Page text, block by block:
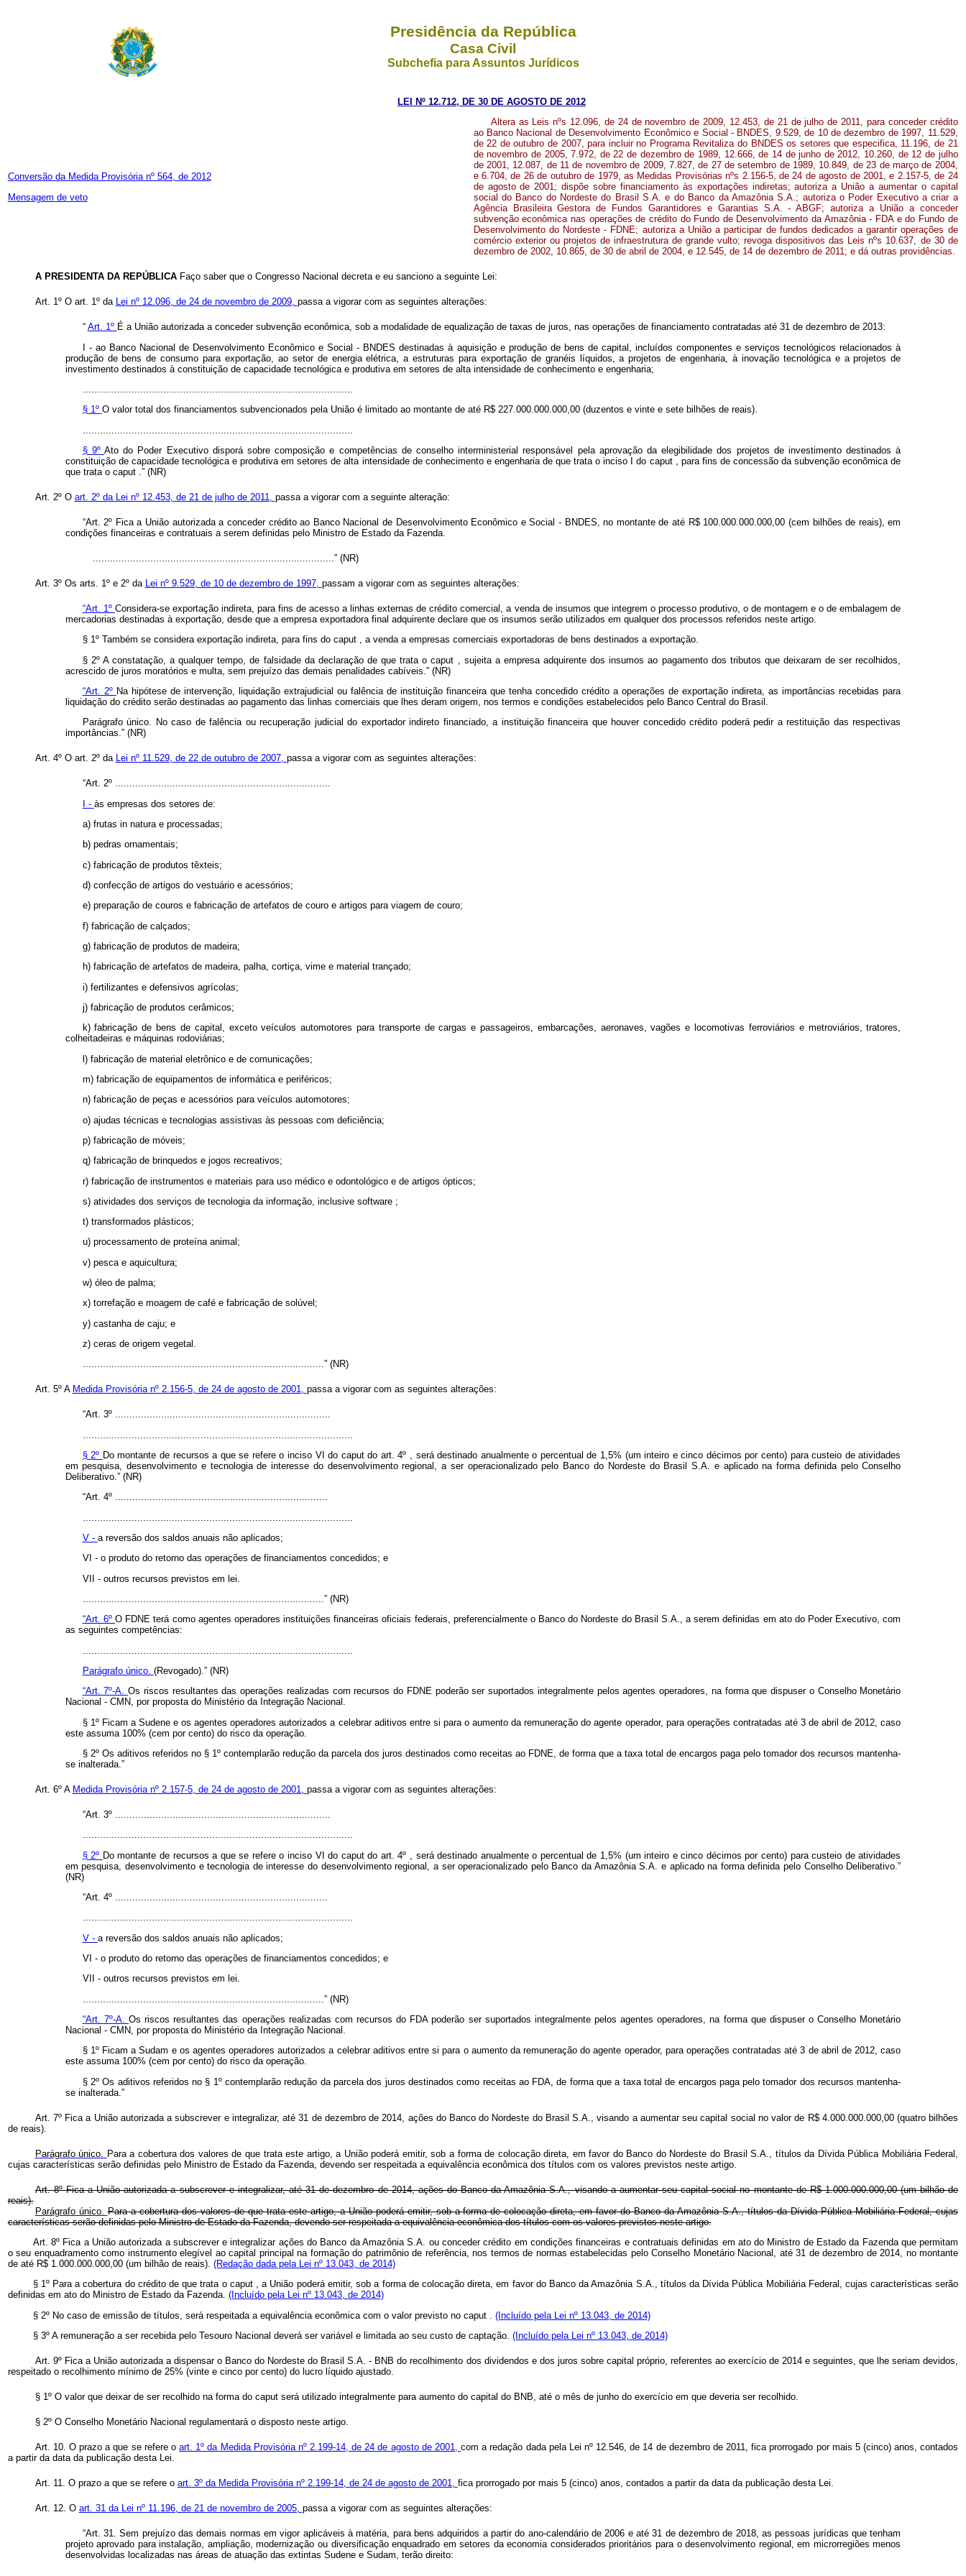
Presidência da República
Casa Civil
Subchefia para Assuntos Jurídicos
LEI Nº 12.712, DE 30 DE AGOSTO DE 2012
Conversão da Medida Provisória nº 564, de 2012
Mensagem de veto
Altera as Leis nºs 12.096, de 24 de novembro de 2009, 12.453, de 21 de julho de 2011, para conceder crédito
ao Banco Nacional de Desenvolvimento Econômico e Social - BNDES, 9.529, de 10 de dezembro de 1997, 11.529,
de 22 de outubro de 2007, para incluir no Programa Revitaliza do BNDES os setores que especifica, 11.196, de 21
de novembro de 2005, 7.972, de 22 de dezembro de 1989, 12.666, de 14 de junho de 2012, 10.260, de 12 de julho
de 2001, 12.087, de 11 de novembro de 2009, 7.827, de 27 de setembro de 1989, 10.849, de 23 de março de 2004,
e 6.704, de 26 de outubro de 1979, as Medidas Provisórias nºs 2.156-5, de 24 de agosto de 2001, e 2.157-5, de 24
de agosto de 2001; dispõe sobre financiamento às exportações indiretas; autoriza a União a aumentar o capital
social do Banco do Nordeste do Brasil S.A. e do Banco da Amazônia S.A.; autoriza o Poder Executivo a criar a
Agência Brasileira Gestora de Fundos Garantidores e Garantias S.A. - ABGF; autoriza a União a conceder
subvenção econômica nas operações de crédito do Fundo de Desenvolvimento da Amazônia - FDA e do Fundo de
Desenvolvimento do Nordeste - FDNE; autoriza a União a participar de fundos dedicados a garantir operações de
comércio exterior ou projetos de infraestrutura de grande vulto; revoga dispositivos das Leis nºs 10.637, de 30 de
dezembro de 2002, 10.865, de 30 de abril de 2004, e 12.545, de 14 de dezembro de 2011; e dá outras providências.
A PRESIDENTA DA REPÚBLICA Faço saber que o Congresso Nacional decreta e eu sanciono a seguinte Lei:
Art. 1º O art. 1º da Lei nº 12.096, de 24 de novembro de 2009, passa a vigorar com as seguintes alterações:
“ Art. 1º É a União autorizada a conceder subvenção econômica, sob a modalidade de equalização de taxas de juros, nas operações de financiamento contratadas até 31 de dezembro de 2013:
I - ao Banco Nacional de Desenvolvimento Econômico e Social - BNDES destinadas à aquisição e produção de bens de capital, incluídos componentes e serviços tecnológicos relacionados à
produção de bens de consumo para exportação, ao setor de energia elétrica, a estruturas para exportação de granéis líquidos, a projetos de engenharia, à inovação tecnológica e a projetos de
investimento destinados à constituição de capacidade tecnológica e produtiva em setores de alta intensidade de conhecimento e engenharia;
§ 1º O valor total dos financiamentos subvencionados pela União é limitado ao montante de até R$ 227.000.000.000,00 (duzentos e vinte e sete bilhões de reais).
§ 9ºAto do Poder Executivo disporá sobre composição e competências de conselho interministerial responsável pela aprovação da elegibilidade dos projetos de investimento destinados à
constituição de capacidade tecnológica e produtiva em setores de alta intensidade de conhecimento e engenharia de que trata o inciso I do caput
, para fins de concessão da subvenção econômica de
que trata o caput .” (NR)
Art. 2º O art. 2º da Lei nº 12.453, de 21 de julho de 2011, passa a vigorar com a seguinte alteração:
“Art. 2º Fica a União autorizada a conceder crédito ao Banco Nacional de Desenvolvimento Econômico e Social - BNDES, no montante de até R$ 100.000.000.000,00 (cem bilhões de reais), em
condições financeiras e contratuais a serem definidas pelo Ministro de Estado da Fazenda.
....................................................................................” (NR)
Art. 3º Os arts. 1º e 2º da Lei nº 9.529, de 10 de dezembro de 1997, passam a vigorar com as seguintes alterações:
“Art. 1º Considera-se exportação indireta, para fins de acesso a linhas externas de crédito comercial, a venda de insumos que integrem o processo produtivo, o de montagem e o de embalagem de
mercadorias destinadas à exportação, desde que a empresa exportadora final adquirente declare que os insumos serão utilizados em qualquer dos processos referidos neste artigo.
§ 1º Também se considera exportação indireta, para fins do caput , a venda a empresas comerciais exportadoras de bens destinados a exportação.
§ 2º A constatação, a qualquer tempo, de falsidade da declaração de que trata ocaput
, sujeita a empresa adquirente dos insumos ao pagamento dos tributos que deixaram de ser recolhidos,
acrescido de juros moratórios e multa, sem prejuízo das demais penalidades cabíveis.” (NR)
“Art. 2º Na hipótese de intervenção, liquidação extrajudicial ou falência de instituição financeira que tenha concedido crédito a operações de exportação indireta, as importâncias recebidas para
liquidação do crédito serão destinadas ao pagamento das linhas comerciais que lhes deram origem, nos termos e condições estabelecidos pelo Banco Central do Brasil.
Parágrafo único. No caso de falência ou recuperação judicial do exportador indireto financiado, a instituição financeira que houver concedido crédito poderá pedir a restituição das respectivas
importâncias.” (NR)
Art. 4º O art. 2º da Lei nº 11.529, de 22 de outubro de 2007, passa a vigorar com as seguintes alterações:
“Art. 2º ...........................................................................
I - às empresas dos setores de:
a) frutas in natura e processadas;
b) pedras ornamentais;
c) fabricação de produtos têxteis;
d) confecção de artigos do vestuário e acessórios;
e) preparação de couros e fabricação de artefatos de couro e artigos para viagem de couro;
f) fabricação de calçados;
g) fabricação de produtos de madeira;
h) fabricação de artefatos de madeira, palha, cortiça, vime e material trançado;
i) fertilizantes e defensivos agrícolas;
j) fabricação de produtos cerâmicos;
k) fabricação de bens de capital, exceto veículos automotores para transporte de cargas e passageiros, embarcações, aeronaves, vagões e locomotivas ferroviários e metroviários, tratores,
colheitadeiras e máquinas rodoviárias;
l) fabricação de material eletrônico e de comunicações;
m) fabricação de equipamentos de informática e periféricos;
n) fabricação de peças e acessórios para veículos automotores;
o) ajudas técnicas e tecnologias assistivas às pessoas com deficiência;
p) fabricação de móveis;
q) fabricação de brinquedos e jogos recreativos;
r) fabricação de instrumentos e materiais para uso médico e odontológico e de artigos ópticos;
s) atividades dos serviços de tecnologia da informação, inclusive software ;
t) transformados plásticos;
u) processamento de proteína animal;
v) pesca e aquicultura;
w) óleo de palma;
x) torrefação e moagem de café e fabricação de solúvel;
y) castanha de caju; e
z) ceras de origem vegetal.
....................................................................................” (NR)
Art. 5º A Medida Provisória nº 2.156-5, de 24 de agosto de 2001, passa a vigorar com as seguintes alterações:
“Art. 3º ...........................................................................
§ 2º Do montante de recursos a que se refere o inciso VI do caputdo art. 4º , será destinado anualmente o percentual de 1,5% (um inteiro e cinco décimos por cento) para custeio de atividades
em pesquisa, desenvolvimento e tecnologia de interesse do desenvolvimento regional, a ser operacionalizado pelo Banco do Nordeste do Brasil S.A. e aplicado na forma definida pelo Conselho
Deliberativo.” (NR)
“Art. 4º ..........................................................................
V - a reversão dos saldos anuais não aplicados;
VI - o produto do retorno das operações de financiamentos concedidos; e
VII - outros recursos previstos em lei.
....................................................................................” (NR)
“Art. 6º O FDNE terá como agentes operadores instituições financeiras oficiais federais, preferencialmente o Banco do Nordeste do Brasil S.A., a serem definidas em ato do Poder Executivo, com
as seguintes competências:
Parágrafo único. (Revogado).” (NR)
“Art. 7º-A.Os riscos resultantes das operações realizadas com recursos do FDNE poderão ser suportados integralmente pelos agentes operadores, na forma que dispuser o Conselho Monetário
Nacional - CMN, por proposta do Ministério da Integração Nacional.
§ 1º Ficam a Sudene e os agentes operadores autorizados a celebrar aditivos entre si para o aumento da remuneração do agente operador, para operações contratadas até 3 de abril de 2012, caso
este assuma 100% (cem por cento) do risco da operação.
§ 2º Os aditivos referidos no § 1º contemplarão redução da parcela dos juros destinados como receitas ao FDNE, de forma que a taxa total de encargos paga pelo tomador dos recursos mantenha-
se inalterada.”
Art. 6º A Medida Provisória nº 2.157-5, de 24 de agosto de 2001, passa a vigorar com as seguintes alterações:
“Art. 3º ...........................................................................
..............................................................................................
§ 2º Do montante de recursos a que se refere o inciso VI do caputdo art. 4º , será destinado anualmente o percentual de 1,5% (um inteiro e cinco décimos por cento) para custeio de atividades
em pesquisa, desenvolvimento e tecnologia de interesse do desenvolvimento regional, a ser operacionalizado pelo Banco da Amazônia S.A. e aplicado na forma definida pelo Conselho Deliberativo.”
(NR)
“Art. 4º ..........................................................................
..............................................................................................
V - a reversão dos saldos anuais não aplicados;
VI - o produto do retorno das operações de financiamentos concedidos; e
VII - outros recursos previstos em lei.
....................................................................................” (NR)
“Art. 7º-A. Os riscos resultantes das operações realizadas com recursos do FDA poderão ser suportados integralmente pelos agentes operadores, na forma que dispuser o Conselho Monetário
Nacional - CMN, por proposta do Ministério da Integração Nacional.
§ 1º Ficam a Sudam e os agentes operadores autorizados a celebrar aditivos entre si para o aumento da remuneração do agente operador, para operações contratadas até 3 de abril de 2012, caso
este assuma 100% (cem por cento) do risco da operação.
§ 2º Os aditivos referidos no § 1º contemplarão redução da parcela dos juros destinados como receitas ao FDA, de forma que a taxa total de encargos paga pelo tomador dos recursos mantenha-
se inalterada.”
Art. 7º Fica a União autorizada a subscrever e integralizar, até 31 de dezembro de 2014, ações do Banco do Nordeste do Brasil S.A., visando a aumentar seu capital social no valor de R$ 4.000.000.000,00 (quatro bilhões
de reais).
Parágrafo único. Para a cobertura dos valores de que trata este artigo, a União poderá emitir, sob a forma de colocação direta, em favor do Banco do Nordeste do Brasil S.A., títulos da Dívida Pública Mobiliária Federal,
cujas características serão definidas pelo Ministro de Estado da Fazenda, devendo ser respeitada a equivalência econômica dos títulos com os valores previstos neste artigo.
Art. 8º Fica a União autorizada a subscrever e integralizar, até 31 de dezembro de 2014, ações do Banco da Amazônia S.A., visando a aumentar seu capital social no montante de R$ 1.000.000.000,00 (um bilhão de
reais).
Parágrafo único.Para a cobertura dos valores de que trata este artigo, a União poderá emitir, sob a forma de colocação direta, em favor do Banco da Amazônia S.A., títulos da Dívida Pública Mobiliária Federal, cujas
características serão definidas pelo Ministro de Estado da Fazenda, devendo ser respeitada a equivalência econômica dos títulos com os valores previstos neste artigo.
Art. 8º Fica a União autorizada a subscrever e integralizar ações do Banco da Amazônia S.A. ou conceder crédito em condições financeiras e contratuais definidas em ato do Ministro de Estado da Fazenda que permitam
o seu enquadramento como instrumento elegível ao capital principal na formação do patrimônio de referência, nos termos de normas estabelecidas pelo Conselho Monetário Nacional, até 31 de dezembro de 2014, no montante
de até R$ 1.000.000.000,00 (um bilhão de reais). (Redação dada pela Lei nº 13.043, de 2014)
§ 1º Para a cobertura do crédito de que trata o caput , a União poderá emitir, sob a forma de colocação direta, em favor do Banco da Amazônia S.A., títulos da Dívida Pública Mobiliária Federal, cujas características serão
definidas em ato do Ministro de Estado da Fazenda. (Incluído pela Lei nº 13.043, de 2014)
§ 2º No caso de emissão de títulos, será respeitada a equivalência econômica com o valor previsto no caput
(Incluído pela Lei nº 13.043, de 2014)
§ 3º A remuneração a ser recebida pelo Tesouro Nacional deverá ser variável e limitada ao seu custo de captação. (Incluído pela Lei nº 13.043, de 2014)
Art. 9º Fica a União autorizada a dispensar o Banco do Nordeste do Brasil S.A. - BNB do recolhimento dos dividendos e dos juros sobre capital próprio, referentes ao exercício de 2014 e seguintes, que lhe seriam devidos,
respeitado o recolhimento mínimo de 25% (vinte e cinco por cento) do lucro líquido ajustado.
§ 1º O valor que deixar de ser recolhido na forma do caput será utilizado integralmente para aumento do capital do BNB, até o mês de junho do exercício em que deveria ser recolhido.
§ 2º O Conselho Monetário Nacional regulamentará o disposto neste artigo.
Art. 10. O prazo a que se refere oart. 1º da Medida Provisória nº 2.199-14, de 24 de agosto de 2001,com a redação dada pela Lei nº 12.546, de 14 de dezembro de 2011, fica prorrogado por mais 5 (cinco) anos, contados
a partir da data da publicação desta Lei.
Art. 11. O prazo a que se refere o art. 3º da Medida Provisória nº 2.199-14, de 24 de agosto de 2001, fica prorrogado por mais 5 (cinco) anos, contados a partir da data da publicação desta Lei.
Art. 12. O art. 31 da Lei nº 11.196, de 21 de novembro de 2005, passa a vigorar com as seguintes alterações:
“Art. 31. Sem prejuízo das demais normas em vigor aplicáveis à matéria, para bens adquiridos a partir do ano-calendário de 2006 e até 31 de dezembro de 2018, as pessoas jurídicas que tenham
projeto aprovado para instalação, ampliação, modernização ou diversificação enquadrado em setores da economia considerados prioritários para o desenvolvimento regional, em microrregiões menos
desenvolvidas localizadas nas áreas de atuação das extintas Sudene e Sudam, terão direito: